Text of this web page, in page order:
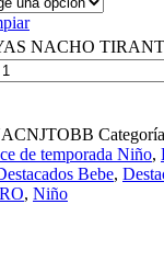
NACHO
de temporada Niño,
Bebe,
, Niño